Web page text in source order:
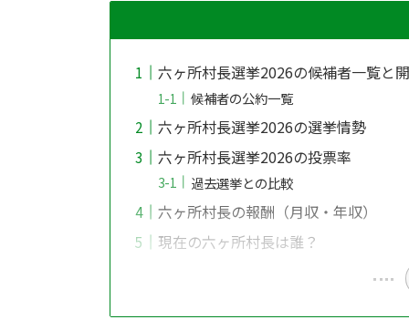
六ヶ所村長選挙2026の候補者一覧と
候補者の公約一覧
六ヶ所村長選挙2026の選挙情勢
六ヶ所村長選挙2026の投票率
過去選挙との比較
六ヶ所村長の報酬（月収・年収）
現在の六ヶ所村長は誰？